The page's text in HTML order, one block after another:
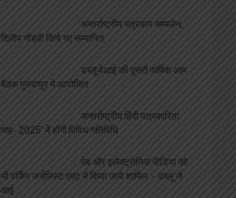
अन्तर्राष्ट्रीय पत्रकार सम्मलेन,
दिलीप गोंडवी किये गए सम्मानित
डब्लूजेआई की दूसरी वार्षिक आम
बैठक गुरुवायूर में आयोजित
अन्तर्राष्ट्रीय हिंदी पत्रकारिता
माह- 2025′ में होंगी विविध गतिविधि
वेब और इलेक्ट्रोनिक मीडिया को
भी वर्किंग जर्नलिस्ट एक्ट में किया जाये शामिल :- डब्लू जे
आई